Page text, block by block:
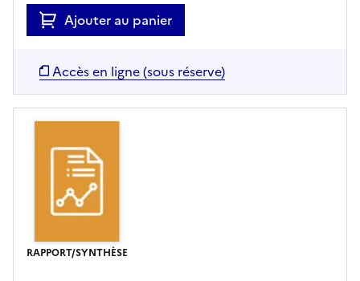
Ajouter au panier
Accès en ligne (sous réserve)
RAPPORT/SYNTHÈSE